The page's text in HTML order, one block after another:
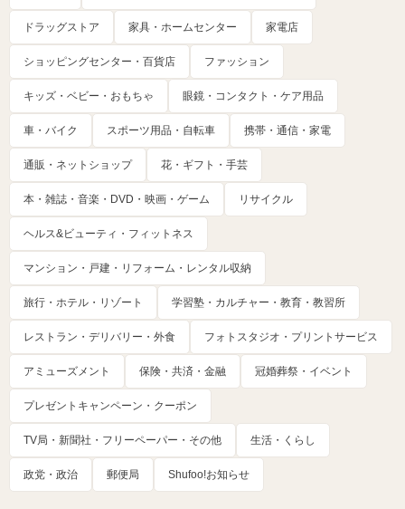
ドラッグストア 家具・ホームセンター 家電店
ショッピングセンター・百貨店 ファッション
キッズ・ベビー・おもちゃ 眼鏡・コンタクト・ケア用品
車・バイク スポーツ用品・自転車 携帯・通信・家電
通販・ネットショップ 花・ギフト・手芸
本・雑誌・音楽・DVD・映画・ゲーム リサイクル
ヘルス&ビューティ・フィットネス
マンション・戸建・リフォーム・レンタル収納
旅行・ホテル・リゾート 学習塾・カルチャー・教育・教習所
レストラン・デリバリー・外食 フォトスタジオ・プリントサービス
アミューズメント 保険・共済・金融 冠婚葬祭・イベント
プレゼントキャンペーン・クーポン
TV局・新聞社・フリーペーパー・その他 生活・くらし
政党・政治 郵便局 Shufoo!お知らせ